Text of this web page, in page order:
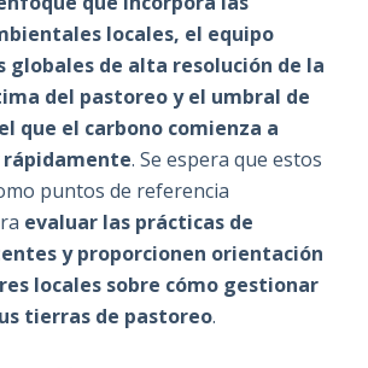
locales, el equipo
globales de alta resolución de la
del pastoreo y el umbral de
que el carbono comienza a
. Se espera que estos
puntos de referencia
evaluar las prácticas de
y proporcionen orientación
locales sobre cómo gestionar
tierras de pastoreo.